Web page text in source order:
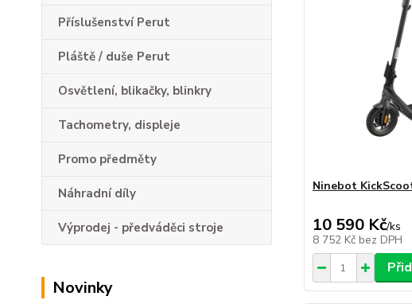
Příslušenství Perut
Pláště / duše Perut
Osvětlení, blikačky, blinkry
Tachometry, displeje
Promo předměty
Náhradní díly
Výprodej - předváděci stroje
Novinky
Ninebot
10 590 Kč/ks
8 752 Kč bez DPH